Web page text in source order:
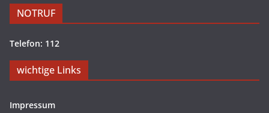
NOTRUF
Telefon: 112
wichtige Links
Impressum